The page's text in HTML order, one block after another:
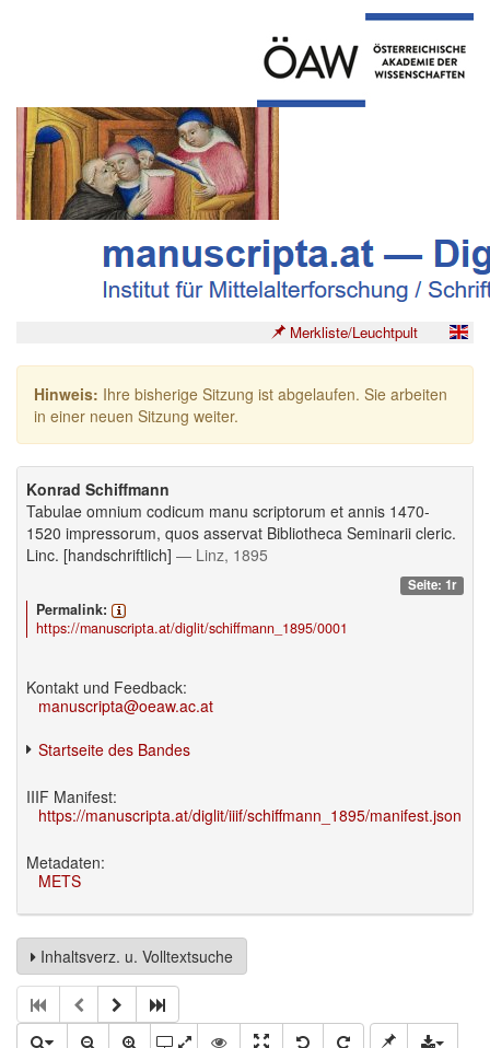
Merkliste/Leuchtpult
Hinweis: Ihre bisherige Sitzung ist abgelaufen. Sie arbeiten
in einer neuen Sitzung weiter.
Konrad Schiffmann
Tabulae omnium codicum manu scriptorum et annis 1470-
1520 impressorum, quos asservat Bibliotheca Seminarii cleric.
Linc. [handschriftlich] — Linz, 1895
Seite: 1r
Permalink:
https://manuscripta.at/diglit/schiffmann_1895/0001
Kontakt und Feedback:
manuscripta@oeaw.ac.at
Startseite des Bandes
IIIF Manifest:
https://manuscripta.at/diglit/iiif/schiffmann_1895/manifest.json
Metadaten:
METS
Inhaltsverz. u. Volltextsuche